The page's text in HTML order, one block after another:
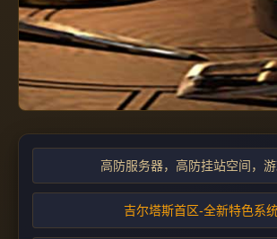
高防服务器，高防挂站空间，
吉尔塔斯首区-全新特色系